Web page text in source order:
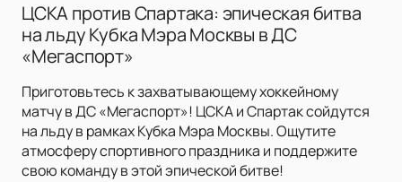
ЦСКА против Спартака: эпическая битва
на льду Кубка Мэра Москвы в ДС
«Мегаспорт»
Приготовьтесь к захватывающему хоккейному
матчу в ДС «Мегаспорт»! ЦСКА и Спартак сойдутся
на льду в рамках Кубка Мэра Москвы. Ощутите
атмосферу спортивного праздника и поддержите
свою команду в этой эпической битве!